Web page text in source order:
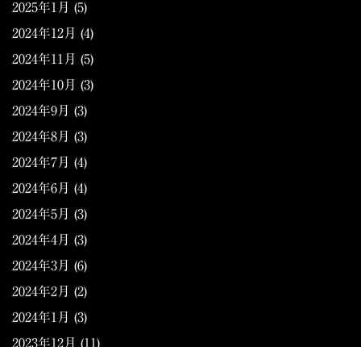
2025年1月 (5)
2024年12月 (4)
2024年11月 (5)
2024年10月 (3)
2024年9月 (3)
2024年8月 (3)
2024年7月 (4)
2024年6月 (4)
2024年5月 (3)
2024年4月 (3)
2024年3月 (6)
2024年2月 (2)
2024年1月 (3)
2023年12月 (11)